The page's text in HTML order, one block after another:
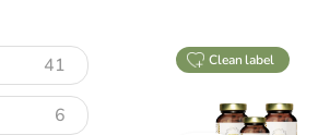
41
6
clean label